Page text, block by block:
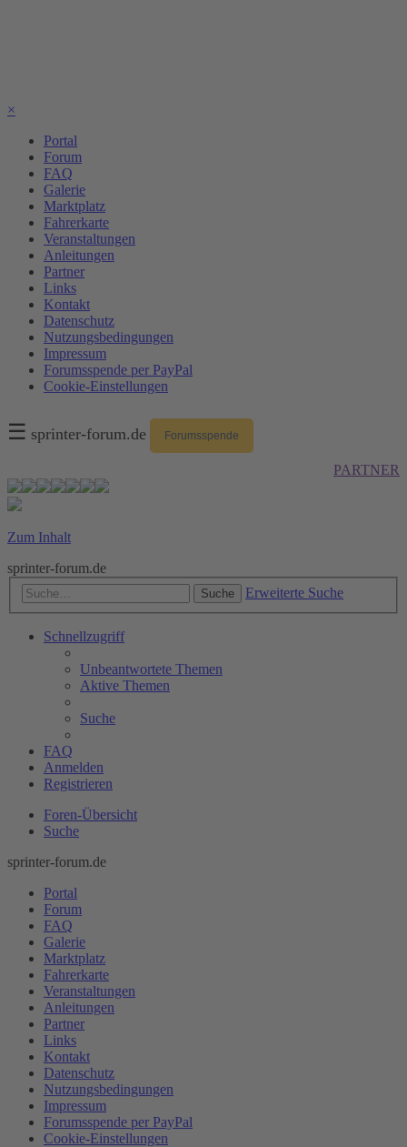
×
Portal
Forum
FAQ
Galerie
Marktplatz
Fahrerkarte
Veranstaltungen
Anleitungen
Partner
Links
Kontakt
Datenschutz
Nutzungsbedingungen
Impressum
Forumsspende per PayPal
Cookie-Einstellungen
☰ sprinter-forum.de Forumsspende
PARTNER
Zum Inhalt
sprinter-forum.de
Suche Erweiterte Suche
Schnellzugriff
Unbeantwortete Themen
Aktive Themen
Suche
FAQ
Anmelden
Registrieren
Foren-Übersicht
Suche
sprinter-forum.de
Portal
Forum
FAQ
Galerie
Marktplatz
Fahrerkarte
Veranstaltungen
Anleitungen
Partner
Links
Kontakt
Datenschutz
Nutzungsbedingungen
Impressum
Forumsspende per PayPal
Cookie-Einstellungen